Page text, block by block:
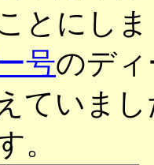
とにし
号のデ
ていま
。